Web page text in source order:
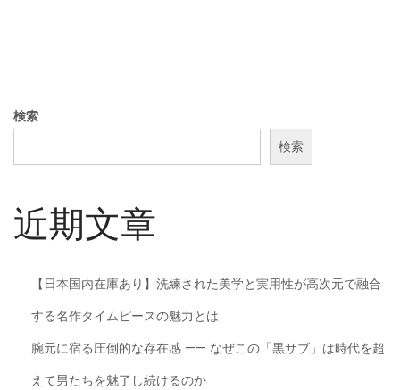
検索
検索
近期文章
【日本国内在庫あり】洗練された美学と実用性が高次元で融合
する名作タイムピースの魅力とは
腕元に宿る圧倒的な存在感 —— なぜこの「黒サブ」は時代を超
えて男たちを魅了し続けるのか